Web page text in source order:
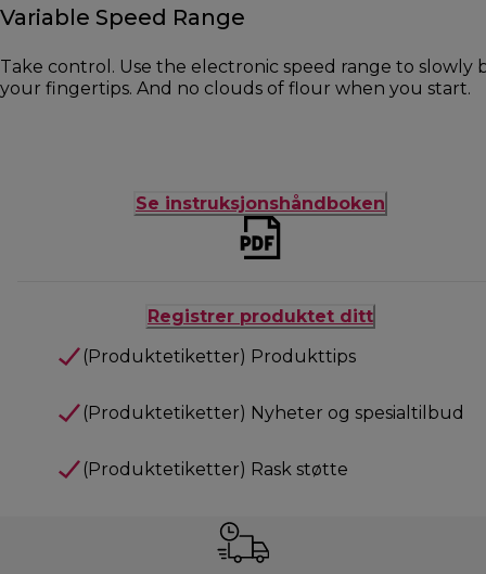
Variable Speed Range
Take control. Use the electronic speed range to
your fingertips. And no clouds of flour when you start.
Se instruksjonshåndboken
Registrer produktet ditt
(Produktetiketter) Produkttips
(Produktetiketter) Nyheter og spesialtilbud
(Produktetiketter) Rask støtte